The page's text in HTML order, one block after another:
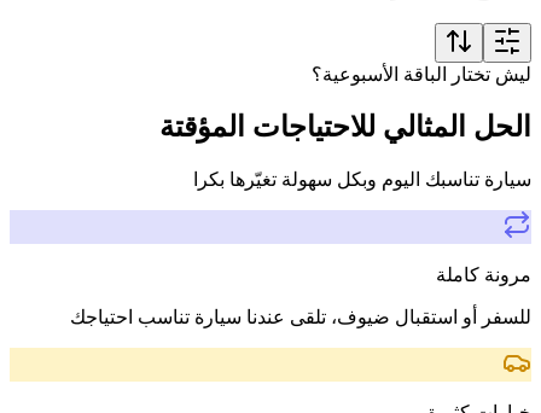
ليش تختار الباقة الأسبوعية؟
الحل المثالي للاحتياجات المؤقتة
سيارة تناسبك اليوم وبكل سهولة تغيّرها بكرا
مرونة كاملة
للسفر أو استقبال ضيوف، تلقى عندنا سيارة تناسب احتياجك